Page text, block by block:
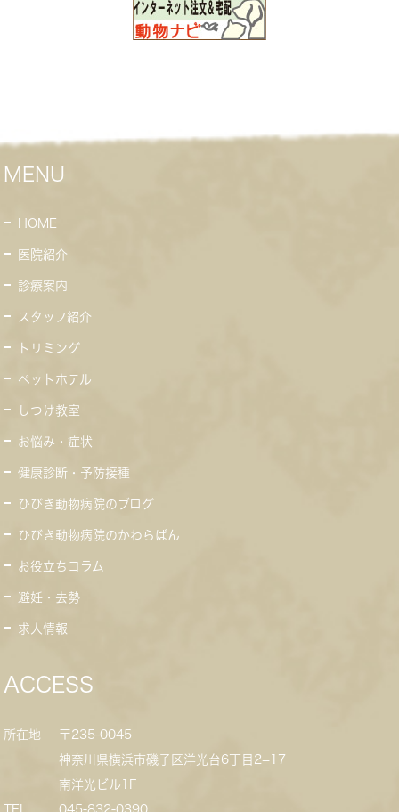
MENU
HOME
医院紹介
診療案内
スタッフ紹介
トリミング
ペットホテル
しつけ教室
お悩み・症状
健康診断・予防接種
ひびき動物病院のブログ
ひびき動物病院のかわらばん
お役立ちコラム
避妊・去勢
求人情報
ACCESS
所在地
〒235-0045
神奈川県横浜市磯子区洋光台6丁目2−17
南洋光ビル1F
TEL
045-832-0390